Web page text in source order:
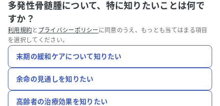
多発性骨髄腫について、特に知りたいことは何で
すか？
利用規約と プライバシーポリシー に同意のうえ、もっとも当てはまる項目
を選択してください。
末期の緩和ケアについて知りたい
余命の見通しを知りたい
高齢者の治療効果を知りたい